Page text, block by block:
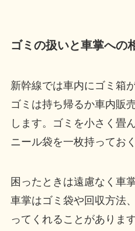
ゴミの扱いと車掌への
新幹線では車内にゴミ箱
ゴミは持ち帰るか車内販
します。ゴミを小さく畳
ニール袋を一枚持ってお
困ったときは遠慮なく車
車掌はゴミ袋や回収方法
ってくれることがありま